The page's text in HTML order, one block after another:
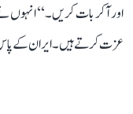
اور آکر بات کریں۔‘‘ انہوں نے
عزت کرتے ہیں۔ ایران کے پاس